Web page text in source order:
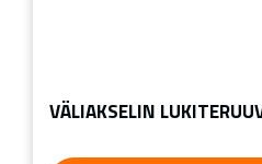
VÄLIAKSELIN